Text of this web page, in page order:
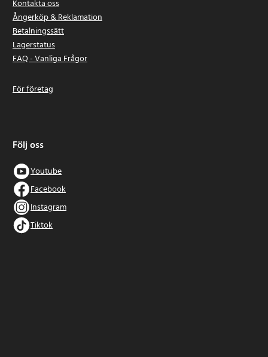
Kontakta oss
Ångerköp & Reklamation
Betalningssätt
Lagerstatus
FAQ - Vanliga Frågor
För företag
Följ oss
Youtube
Facebook
Instagram
Tiktok